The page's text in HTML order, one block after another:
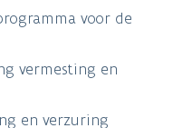
voor de
vermesting en
en verzuring